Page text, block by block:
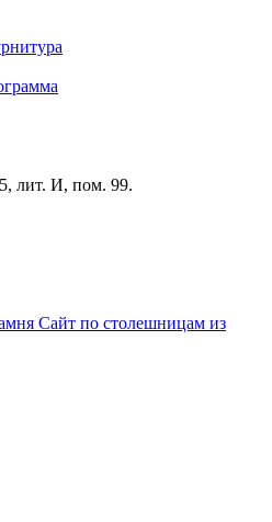
лит. И, пом. 99.
Сайт по столешницам из